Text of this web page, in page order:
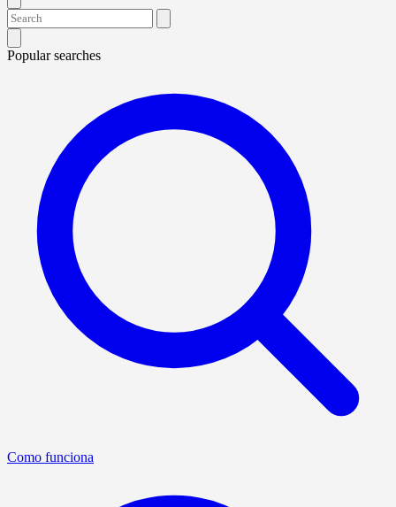
Popular searches
Como funciona